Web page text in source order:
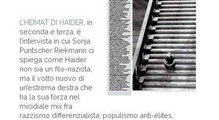
L’HEIMAT DI HAIDER , in
seconda e terza, è
l’intervista in cui Sonja
Puntscher Riekmann ci
spiega come Haider
non sia un filo-nazista,
ma il volto nuovo di
un’estrema destra che
ha la sua forza nel
micidiale mix fra
razzismo differenzialista, populismo anti-élites,